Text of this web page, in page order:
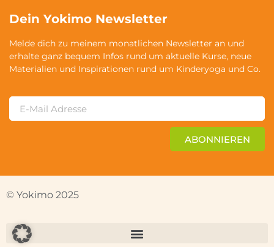
Dein Yokimo Newsletter
Melde dich zu meinem monatlichen Newsletter an und
erhalte ganz bequem Infos rund um aktuelle Kurse, neue
Materialien und Inspirationen rund um Kinderyoga und Co.
ABONNIEREN
© Yokimo 2025